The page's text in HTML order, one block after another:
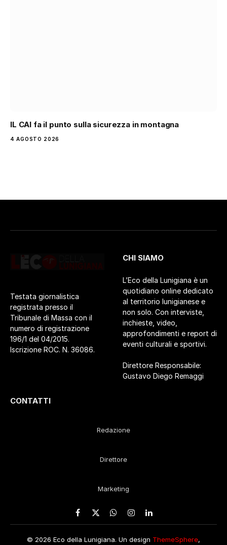
IL CAI fa il punto sulla sicurezza in montagna
4 AGOSTO 2026
Testata giornalistica
registrata presso il
Tribunale di Massa con il
numero di registrazione
196/1 del 04/2015.
Iscrizione ROC. N. 36086.
CHI SIAMO
L’Eco della Lunigiana è un
quotidiano online dedicato
al territorio lunigianese e
non solo. Con interviste,
inchieste, video,
approfondimenti e report di
eventi culturali e sportivi.
Direttore Responsabile:
Gustavo Diego Remaggi
CONTATTI
Redazione
Direttore
Marketing
Facebook
X
WhatsApp
Instagram
LinkedIn
© 2026 Eco della Lunigiana. Un design ThemeSphere,